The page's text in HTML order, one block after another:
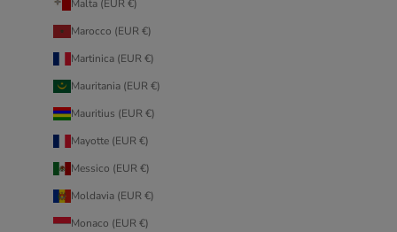
Malta (EUR €)
Marocco (EUR €)
Martinica (EUR €)
Mauritania (EUR €)
Mauritius (EUR €)
Mayotte (EUR €)
Messico (EUR €)
Moldavia (EUR €)
Monaco (EUR €)